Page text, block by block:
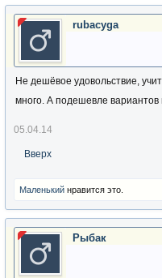
rubacyga
Не дешёвое удовольствие,
много. А подешевле вариантов
05.04.14
Вверх
Маленький нравится это.
Pыбак